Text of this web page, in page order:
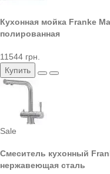
Кухонная мойка Franke
полированная
11544 грн.
Купить
Sale
Смеситель кухонный
нержавеющая сталь